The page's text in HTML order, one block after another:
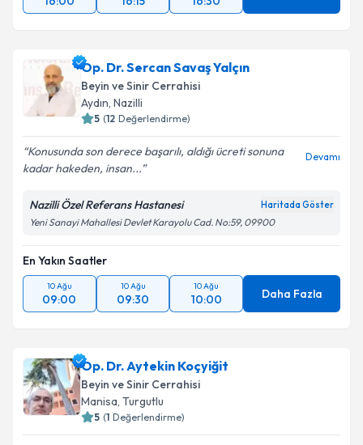
Op. Dr. Sercan Savaş Yalçın
Beyin ve Sinir Cerrahisi
Aydın, Nazilli
5 (12 Değerlendirme)
Konusunda son derece başarılı, aldığı ücreti sonuna
kadar hakeden, insan...
Devamı
Nazilli Özel Referans Hastanesi Haritada Göster
Yeni Sanayi Mahallesi Devlet Karayolu Cad. No:59, 09900
En Yakın Saatler
10 Ağu
09:00
10 Ağu
09:30
10 Ağu
10:00 Daha Fazla
Op. Dr. Aytekin Koçyiğit
Beyin ve Sinir Cerrahisi
Manisa, Turgutlu
5 (1 Değerlendirme)